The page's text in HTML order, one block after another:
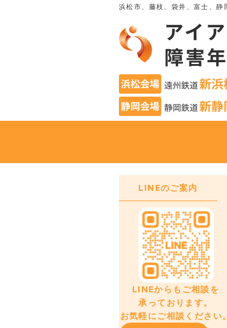
浜松市、藤枝、袋井、富士、静
LINEのご案内
LINEからもご相談を
承っております。
お気軽にご相談ください。